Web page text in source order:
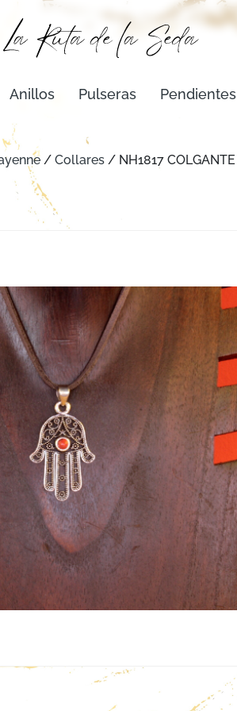
Anillos Pulseras Pendientes
/ Collares / NH1817 COLGANTE